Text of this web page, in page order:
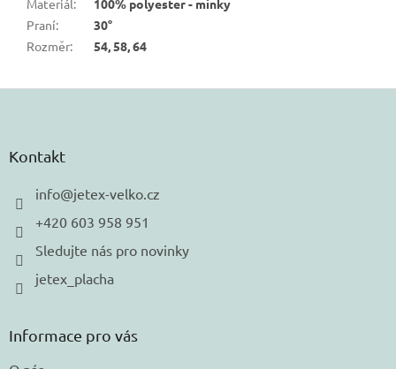
Materiál:
100% polyester - minky
Praní:
30°
Rozměr: 54, 58, 64
Kontakt
info@jetex-velko.cz
+420 603 958 951
Sledujte nás pro novinky
jetex_placha
Informace pro vás